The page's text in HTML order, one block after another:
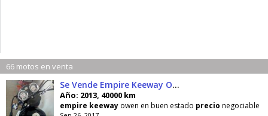
66 motos en venta
Se Vende Empire Keeway Owen Buen Estado
Año: 2013, 40000 km
empire keeway owen en buen estado precio negociable